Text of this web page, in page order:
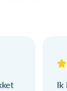
Ik